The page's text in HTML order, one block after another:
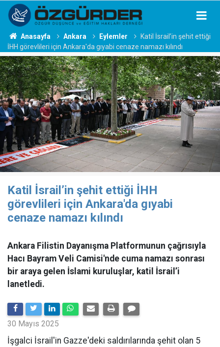
Anasayfa Ankara Eylemler
Katil İsrail’in şehit ettiği
İHH görevlileri için Ankara'da gıyabi cenaze namazı kılındı
Katil İsrail’in şehit ettiği İHH
görevlileri için Ankara'da gıyabi
cenaze namazı kılındı
Ankara Filistin Dayanışma Platformunun çağrısıyla
Hacı Bayram Veli Camisi'nde cuma namazı sonrası
bir araya gelen İslami kuruluşlar, katil İsrail’i
lanetledi.
30 Mayıs 2025
İşgalci İsrail'in Gazze'deki saldırılarında şehit olan 5